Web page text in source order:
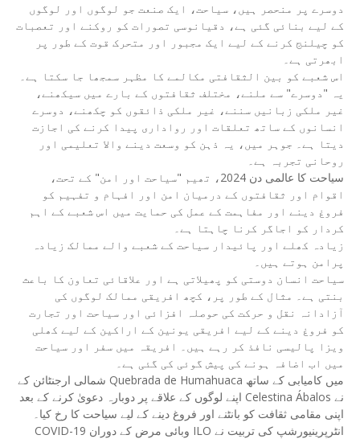
دوسرے پر منحصر ہیں، سیاحت، ایک صنعت جو لوگوں اور لوگوں
کے لیے بنائی گئی ہے، دقیانوسی تصورات کو روکنے اور تعصبات
کو چیلنج کرنے کے لیے ایک مجبور اور متحرک قوت کے طور پر
ابھرتی ہے۔
اس شعبے کو بین الثقافتی مکالمے کا مظہر سمجھا جا سکتا ہے۔
یہ "دوسرے" سے ملنے، مختلف ثقافتوں کے بارے میں سیکھنے،
غیر ملکی زبانیں سننے، غیر ملکی ذائقوں کو چکھنے، دوسرے
انسانوں کے ساتھ تعلقات اور رواداری پیدا کرنے کی اجازت
دیتا ہے۔ جوہر میں، یہ ذہن کو وسعت دینے والا تعلیمی اور
روحانی تجربہ ہے۔
سیاحت کا عالمی دن 2024، تھیم "سیاحت اور امن" کے تحت،
اقوام اور ثقافتوں کے درمیان امن اور افہام و تفہیم کو
فروغ دینے اور مفاہمت کے عمل کی حمایت میں اس شعبے کے اہم
کردار کو اجاگر کرنا چاہتا ہے۔
زیادہ کھلے اور پائیدار سیاحت کے شعبے والے ممالک زیادہ
پرامن ہوتے ہیں۔
سیاحت انسان دوستی کو پھیلاتی ہے اور علاقائی تعاون کا باعث
بنتی ہے۔ مثال کے طور پر، کچھ افریقی ممالک لوگوں کی
آزادانہ نقل و حرکت کی حوصلہ افزائی اور سیاحت اور تجارت
کو فروغ دینے کے لیے افریقی یونین کے اراکین کے لیے کھلی
ویزا پالیسی نافذ کر رہے ہیں۔ افریقہ میں سفر اور سیاحت
میں اب اضافہ ہونے کی پیش گوئی کی گئی ہے۔
شمالی ارجنٹائن کے Quebrada de Humahuaca میں کامیابی کے ساتھ
اپنے لوگوں کے علاقے پر دوبارہ دعویٰ کرنے کے بعد Celestina Ábalos نے
اپنی مقامی ثقافت کو بانٹنے اور فروغ دینے کے لیے سیاحت کا رخ کیا۔
COVID-19 وبائی مرض کے دوران ILO انٹرپرینیورشپ کی تربیت نے